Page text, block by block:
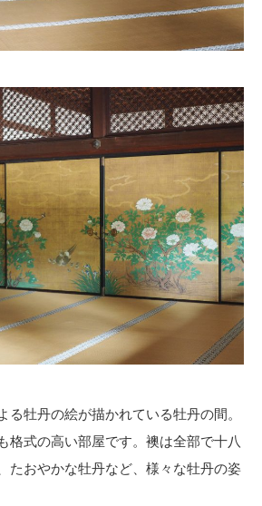
る牡丹の絵が描かれている牡丹の間。
格式の高い部屋です。襖は全部で十八
たおやかな牡丹など、様々な牡丹の姿